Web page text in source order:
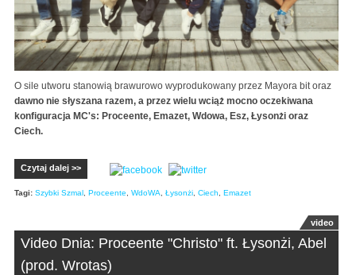
O sile utworu stanowią brawurowo wyprodukowany przez Mayora bit oraz
dawno nie słyszana razem, a przez wielu wciąż mocno oczekiwana
konfiguracja MC's: Proceente, Emazet, Wdowa, Esz, Łysonżi oraz
Ciech.
Czytaj dalej >>
Tagi: Szybki Szmal Proceente WdoWA Łysonżi Ciech Emazet
video
Video Dnia: Proceente "Christo" ft. Łysonżi, Abel
(prod. Wrotas)